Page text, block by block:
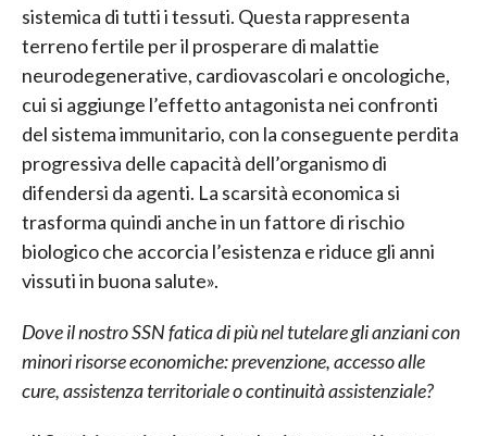
sistemica di tutti i tessuti. Questa rappresenta
terreno fertile per il prosperare di malattie
neurodegenerative, cardiovascolari e oncologiche,
cui si aggiunge l’effetto antagonista nei confronti
del sistema immunitario, con la conseguente perdita
progressiva delle capacità dell’organismo di
difendersi da agenti. La scarsità economica si
trasforma quindi anche in un fattore di rischio
biologico che accorcia l’esistenza e riduce gli anni
vissuti in buona salute».
Dove il nostro SSN fatica di più nel tutelare gli anziani con
minori risorse economiche: prevenzione, accesso alle
cure, assistenza territoriale o continuità assistenziale?